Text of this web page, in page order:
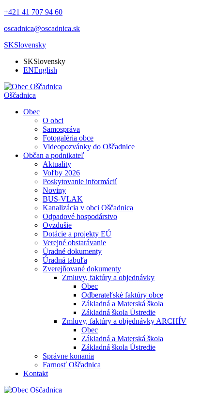
+421 41 707 94 60
oscadnica@oscadnica.sk
SKSlovensky
SKSlovensky
ENEnglish
Oščadnica
Obec
O obci
Samospráva
Fotogaléria obce
Videopozvánky do Oščadnice
Občan a podnikateľ
Aktuality
Voľby 2026
Poskytovanie informácií
Noviny
BUS-VLAK
Kanalizácia v obci Oščadnica
Odpadové hospodárstvo
Ovzdušie
Dotácie a projekty EÚ
Verejné obstarávanie
Úradné dokumenty
Úradná tabuľa
Zverejňované dokumenty
Zmluvy, faktúry a objednávky
Obec
Odberateľské faktúry obce
Základná a Materská škola
Základná škola Ústredie
Zmluvy, faktúry a objednávky ARCHÍV
Obec
Základná a Materská škola
Základná škola Ústredie
Správne konania
Farnosť Oščadnica
Kontakt